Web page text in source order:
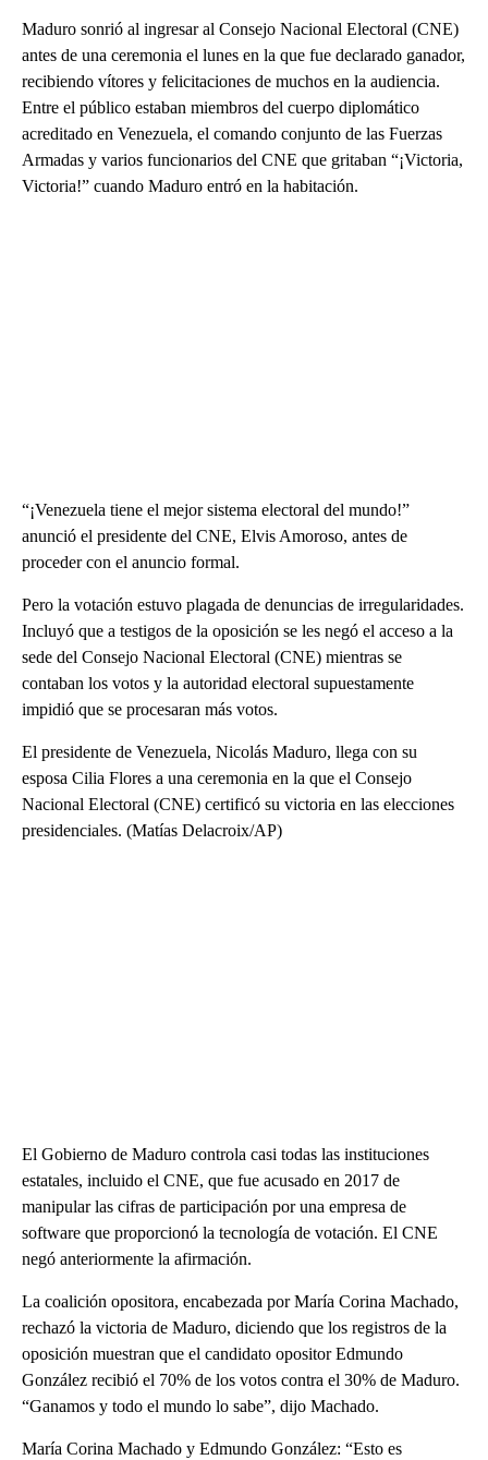
Maduro sonrió al ingresar al Consejo Nacional Electoral (CNE)
antes de una ceremonia el lunes en la que fue declarado ganador,
recibiendo vítores y felicitaciones de muchos en la audiencia.
Entre el público estaban miembros del cuerpo diplomático
acreditado en Venezuela, el comando conjunto de las Fuerzas
Armadas y varios funcionarios del CNE que gritaban “¡Victoria,
Victoria!” cuando Maduro entró en la habitación.
“¡Venezuela tiene el mejor sistema electoral del mundo!”
anunció el presidente del CNE, Elvis Amoroso, antes de
proceder con el anuncio formal.
Pero la votación estuvo plagada de denuncias de irregularidades.
Incluyó que a testigos de la oposición se les negó el acceso a la
sede del Consejo Nacional Electoral (CNE) mientras se
contaban los votos y la autoridad electoral supuestamente
impidió que se procesaran más votos.
El presidente de Venezuela, Nicolás Maduro, llega con su
esposa Cilia Flores a una ceremonia en la que el Consejo
Nacional Electoral (CNE) certificó su victoria en las elecciones
presidenciales. (Matías Delacroix/AP)
El Gobierno de Maduro controla casi todas las instituciones
estatales, incluido el CNE, que fue acusado en 2017 de
manipular las cifras de participación por una empresa de
software que proporcionó la tecnología de votación. El CNE
negó anteriormente la afirmación.
La coalición opositora, encabezada por María Corina Machado,
rechazó la victoria de Maduro, diciendo que los registros de la
oposición muestran que el candidato opositor Edmundo
González recibió el 70% de los votos contra el 30% de Maduro.
“Ganamos y todo el mundo lo sabe”, dijo Machado.
María Corina Machado y Edmundo González: “Esto es